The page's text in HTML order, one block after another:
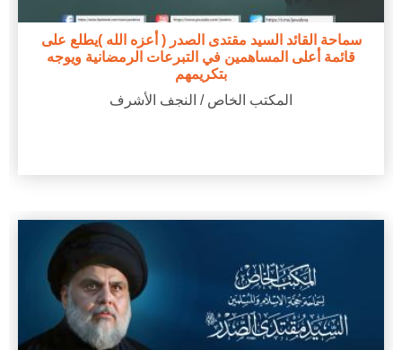
سماحة القائد السيد مقتدى الصدر ( أعزه الله )يطلع على
قائمة أعلى المساهمين في التبرعات الرمضانية ويوجه
بتكريمهم
المكتب الخاص / النجف الأشرف